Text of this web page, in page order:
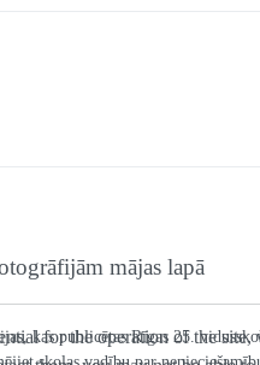
mājas lapā
kas publicētas Rīgas 25.
for the operation of the